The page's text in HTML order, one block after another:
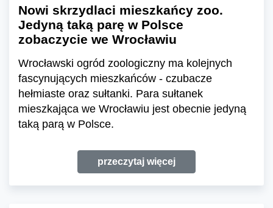
Nowi skrzydlaci mieszkańcy zoo.
Jedyną taką parę w Polsce
zobaczycie we Wrocławiu
Wrocławski ogród zoologiczny ma kolejnych
fascynujących mieszkańców - czubacze
hełmiaste oraz sułtanki. Para sułtanek
mieszkająca we Wrocławiu jest obecnie jedyną
taką parą w Polsce.
przeczytaj więcej